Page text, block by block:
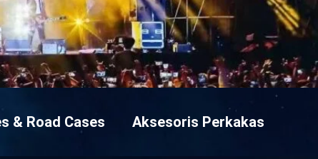
& Road Cases Aksesoris Perkakas